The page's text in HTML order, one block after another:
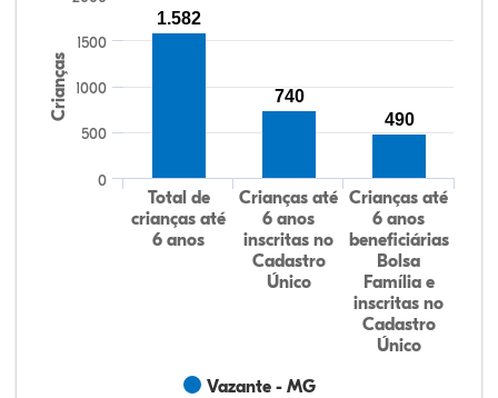
Crianças
Vazante - MG
Total de
crianças até
6 anos
Crianças até
6 anos
inscritas no
Cadastro
Único
Crianças até
6 anos
beneficiárias
Bolsa
Família e
inscritas no
Cadastro
Único
0
500
1000
1500
1.582
740
490